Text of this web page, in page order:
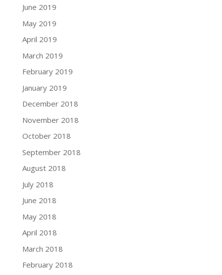
June 2019
May 2019
April 2019
March 2019
February 2019
January 2019
December 2018
November 2018
October 2018
September 2018
August 2018
July 2018
June 2018
May 2018
April 2018
March 2018
February 2018